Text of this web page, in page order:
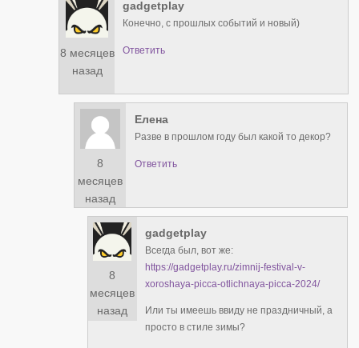
8 месяцев
назад
gadgetplay
Конечно, с прошлых событий и новый)
Ответить
8
месяцев
назад
Елена
Разве в прошлом году был какой то декор?
Ответить
8
месяцев
назад
gadgetplay
Всегда был, вот же:
https://gadgetplay.ru/zimnij-festival-v-
xoroshaya-picca-otlichnaya-picca-2024/
Или ты имеешь ввиду не праздничный, а
просто в стиле зимы?